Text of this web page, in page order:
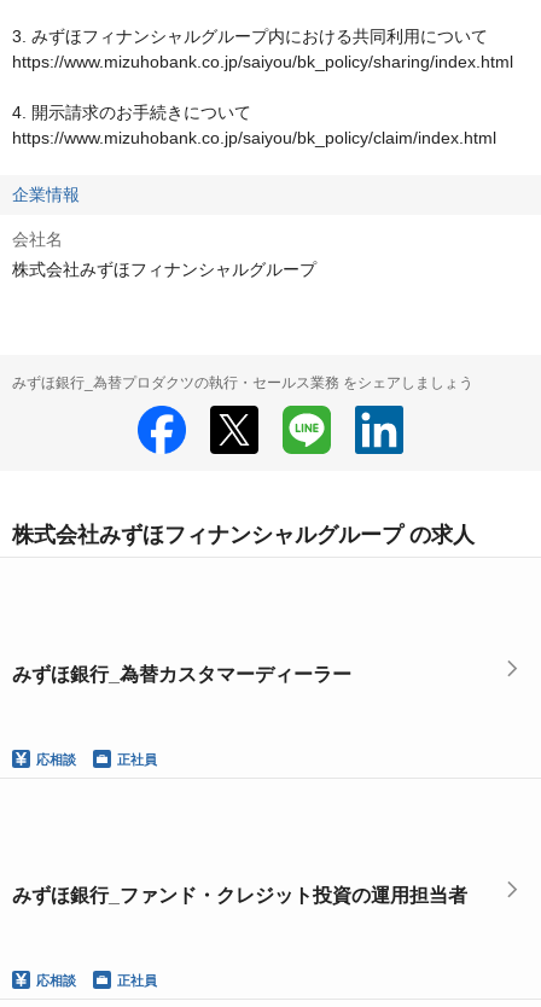
3. みずほフィナンシャルグループ内における共同利用について
https://www.mizuhobank.co.jp/saiyou/bk_policy/sharing/index.html
4. 開示請求のお手続きについて
https://www.mizuhobank.co.jp/saiyou/bk_policy/claim/index.html
企業情報
会社名
株式会社みずほフィナンシャルグループ
みずほ銀行_為替プロダクツの執行・セールス業務 をシェアしましょう
株式会社みずほフィナンシャルグループ の求人
みずほ銀行_為替カスタマーディーラー
応相談 正社員
みずほ銀行_ファンド・クレジット投資の運用担当者
応相談 正社員